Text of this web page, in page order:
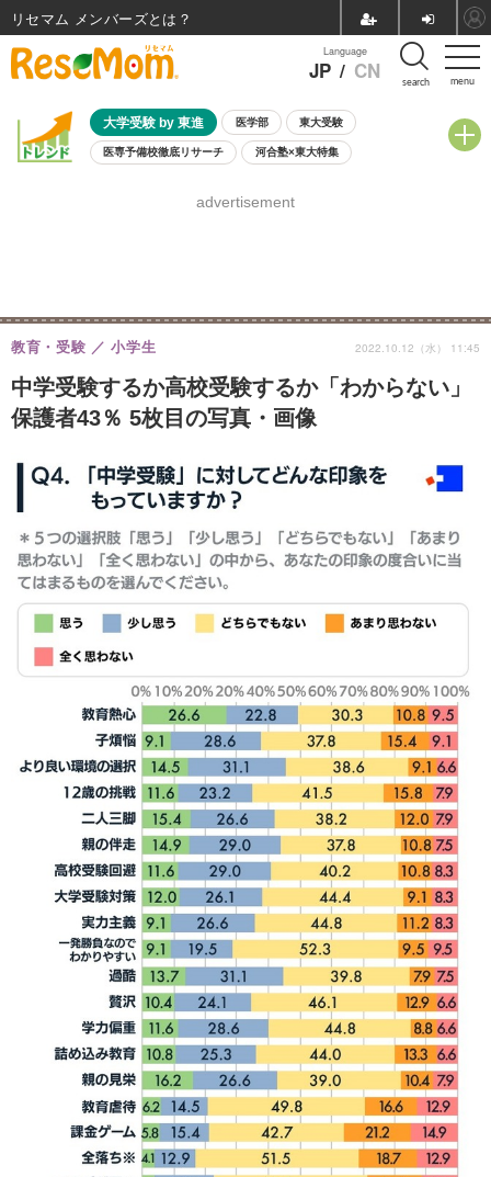
menu
Language
JP / CN search
大学受験 by 東進 医学部 東大受験
医専予備校徹底リサーチ 河合塾×東大特集
8月開催学校説明会・相談会
advertisement
中学受験するか高校受験するか「わからない」
保護者43％ 5枚目の写真・画像
教育・受験 小学生 2022.10.12（水） 11:45
リセマム メンバーズ